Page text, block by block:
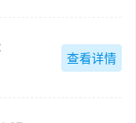
查看详情